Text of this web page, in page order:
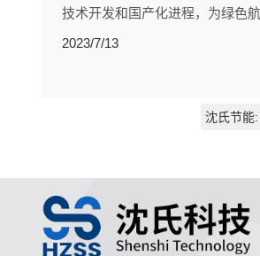
技术开发和国产化进程，为绿色
提供更多前沿技术和解决方案。
2023/7/13
沈氏节能: